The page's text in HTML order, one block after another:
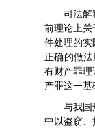
司法解
前理论上关
件处理的实
正确的做
有财产罪理
产罪这一基
与我国
中以盗窃、